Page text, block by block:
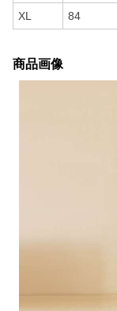
XL 84
商品画像